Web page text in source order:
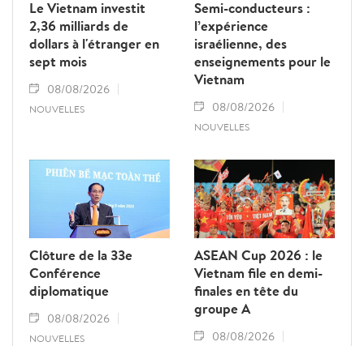
Le Vietnam investit
2,36 milliards de
dollars à l'étranger en
sept mois
08/08/2026
NOUVELLES
Semi-conducteurs :
l’expérience
israélienne, des
enseignements pour le
Vietnam
08/08/2026
NOUVELLES
Clôture de la 33e
Conférence
diplomatique
08/08/2026
NOUVELLES
ASEAN Cup 2026 : le
Vietnam file en demi-
finales en tête du
groupe A
08/08/2026